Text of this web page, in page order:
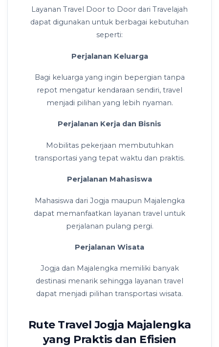
Layanan Travel Door to Door dari Travelajah
dapat digunakan untuk berbagai kebutuhan
seperti:
Perjalanan Keluarga
Bagi keluarga yang ingin bepergian tanpa
repot mengatur kendaraan sendiri, travel
menjadi pilihan yang lebih nyaman.
Perjalanan Kerja dan Bisnis
Mobilitas pekerjaan membutuhkan
transportasi yang tepat waktu dan praktis.
Perjalanan Mahasiswa
Mahasiswa dari Jogja maupun Majalengka
dapat memanfaatkan layanan travel untuk
perjalanan pulang pergi.
Perjalanan Wisata
Jogja dan Majalengka memiliki banyak
destinasi menarik sehingga layanan travel
dapat menjadi pilihan transportasi wisata.
Rute Travel Jogja Majalengka
yang Praktis dan Efisien